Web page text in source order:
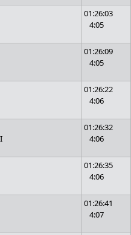
01:26:03
4:05
01:26:09
4:05
01:26:22
4:06
01:26:32
4:06
01:26:35
4:06
01:26:41
4:07